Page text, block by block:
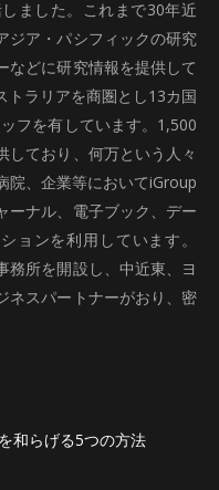
ました。これまで30年近
ジア・パシフィックの研究
などに研究情報を提供して
トラリアを商圏とし13カ国
フを有しています。1,500
しており、何万という人々
院、企業等においてiGroup
ーナル、電子ブック、デー
ョンを利用しています。
務所を開設し、中近東、ヨ
ネスパートナーがおり、密
和らげる5つの方法